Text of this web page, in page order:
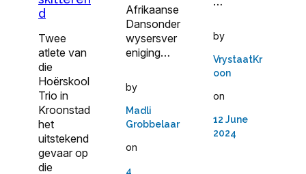
d
Twee
atlete van
die
Hoërskool
Trio in
Kroonstad
het
uitstekend
gevaar op
die
Afrikaanse
Dansonder
wysersver
eniging…
by
Madli
Grobbelaar
on
4
by
VrystaatKr
oon
on
12 June
2024